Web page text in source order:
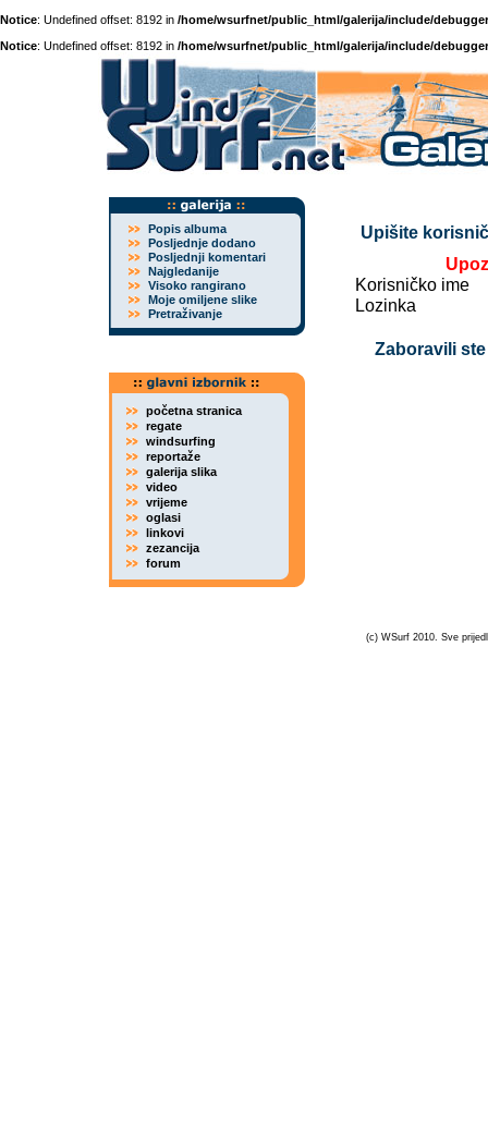
Notice: Undefined offset: 8192 in /home/wsurfnet/public_html/galerija/include/
Notice: Undefined offset: 8192 in /home/wsurfnet/public_html/galerija/include/
Popis albuma
Posljednje dodano
Posljednji komentari
Najgledanije
Visoko rangirano
Moje omiljene slike
Pretraživanje
početna stranica
regate
windsurfing
reportaže
galerija slika
video
vrijeme
oglasi
linkovi
zezancija
forum
Upišite
Korisničko ime
Lozinka
Zaboravili
(c) WSurf 2010. Sve